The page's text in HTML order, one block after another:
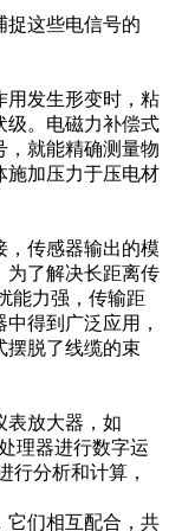
捉这些电信号的
用发生形变时，粘
级。电磁力补偿式
，就能精确测量物
施加压力于压电材
，传感器输出的模
为了解决长距离传
能力强，传输距
得到广泛应用，
摆脱了线缆的束
表放大器，如
理器进行数字运
行分析和计算，
它们相互配合，共